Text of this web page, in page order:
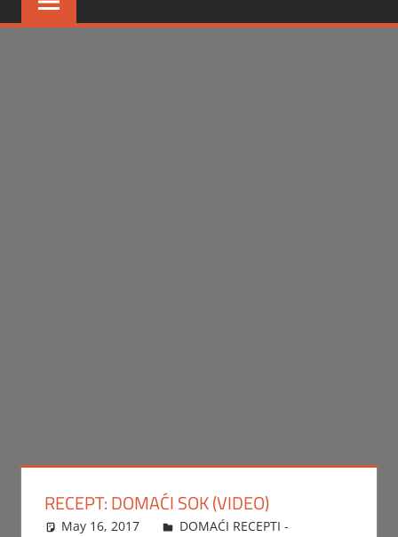
RECEPT: DOMAĆI SOK (VIDEO)
May 16, 2017 FTorgAdmin
DOMAĆI RECEPTI -